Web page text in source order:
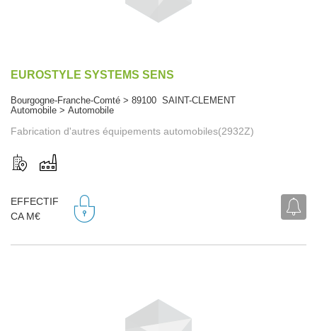
EUROSTYLE SYSTEMS SENS
Bourgogne-Franche-Comté > 89100 SAINT-CLEMENT
Automobile > Automobile
Fabrication d'autres équipements automobiles(2932Z)
EFFECTIF
CA M€